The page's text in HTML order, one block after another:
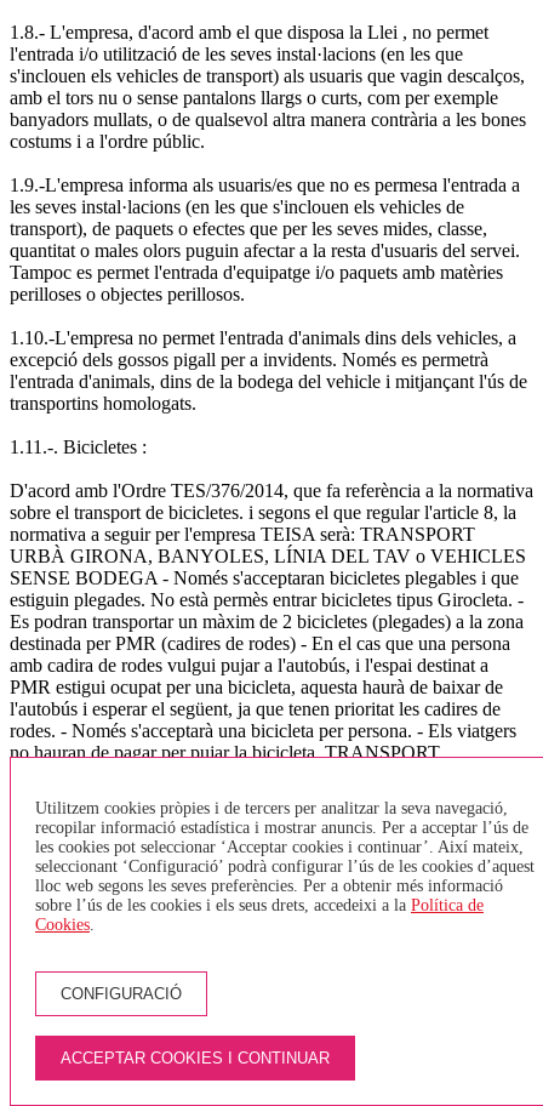
1.8.- L'empresa, d'acord amb el que disposa la Llei , no permet
l'entrada i/o utilització de les seves instal·lacions (en les que
s'inclouen els vehicles de transport) als usuaris que vagin descalços,
amb el tors nu o sense pantalons llargs o curts, com per exemple
banyadors mullats, o de qualsevol altra manera contrària a les bones
costums i a l'ordre públic.
1.9.-L'empresa informa als usuaris/es que no es permesa l'entrada a
les seves instal·lacions (en les que s'inclouen els vehicles de
transport), de paquets o efectes que per les seves mides, classe,
quantitat o males olors puguin afectar a la resta d'usuaris del servei.
Tampoc es permet l'entrada d'equipatge i/o paquets amb matèries
perilloses o objectes perillosos.
1.10.-L'empresa no permet l'entrada d'animals dins dels vehicles, a
excepció dels gossos pigall per a invidents. Només es permetrà
l'entrada d'animals, dins de la bodega del vehicle i mitjançant l'ús de
transportins homologats.
1.11.-. Bicicletes :
D'acord amb l'Ordre TES/376/2014, que fa referència a la normativa
sobre el transport de bicicletes. i segons el que regular l'article 8, la
normativa a seguir per l'empresa TEISA serà: TRANSPORT
URBÀ GIRONA, BANYOLES, LÍNIA DEL TAV o VEHICLES
SENSE BODEGA - Només s'acceptaran bicicletes plegables i que
estiguin plegades. No està permès entrar bicicletes tipus Girocleta. -
Es podran transportar un màxim de 2 bicicletes (plegades) a la zona
destinada per PMR (cadires de rodes) - En el cas que una persona
amb cadira de rodes vulgui pujar a l'autobús, i l'espai destinat a
PMR estigui ocupat per una bicicleta, aquesta haurà de baixar de
l'autobús i esperar el següent, ja que tenen prioritat les cadires de
rodes. - Només s'acceptarà una bicicleta per persona. - Els viatgers
no hauran de pagar per pujar la bicicleta. TRANSPORT
quan estiguin brutes (fang, greix,..). - El nombre de bicicletes que es
pot admetre en cada vehicle estarà condicionat a l'espai disponible
en funció de les dimensions del vehicle, per al vehicles de més de 45
places s'ha fixat un màxim de 2 bicicletes per autocar, doncs s'ha de
preveure espai per la resta d'equipatge. (l'Ordre indica un màxim de
5 bicicletes) - El passatger que transporti una bicicleta a bord del
produir a altres passatgers, als seus equipatges i al mateix vehicle. -
Només es podran carregar bicicletes a les parades on es pugui aturar
i realitzar la parada amb total seguretat tant pels usuaris de l'autocar
com pels de la via. Això vol dir en aquelles parades amb apartador
per bus o dins d'una població. VEHICLES DE 8, 16, 28, 35 places
- Només s'admetrà una bicicleta plegada a l'espai de bodega,
reservant la resta per l'equipatge.
Utilitzem cookies pròpies i de tercers per analitzar la seva navegació,
recopilar informació estadística i mostrar anuncis. Per a acceptar l’ús de
les cookies pot seleccionar ‘Acceptar cookies i continuar’. Així mateix,
seleccionant ‘Configuració’ podrà configurar l’ús de les cookies d’aquest
lloc web segons les seves preferències. Per a obtenir més informació
sobre l’ús de les cookies i els seus drets, accedeixi a la Política de
Cookies.
CONFIGURACIÓ
ACCEPTAR COOKIES I CONTINUAR